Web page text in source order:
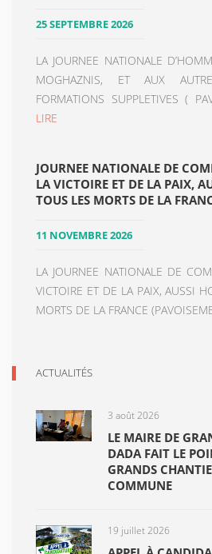
25 SEPTEMBRE 2026
LA JOURNEE NATIONALE
MOGHAZNIS, ET AUX
FORMATIONS SUPPLETIVES (
LIRE
JOURNEE NATIONALE DE
LA VICTOIRE ET DE LA PAIX,
TOUS LES MORTS DE LA
11 NOVEMBRE 2026
LA JOURNEE NATIONALE DE
VICTOIRE ET DE LA PAIX, AUSSI
MORTS DE LA FRANCE
ACTUALITÉS
3 août 2026
LE MAIRE DE
DADA FAIT LE
GRANDS
COMMUNE
19 juillet 2026